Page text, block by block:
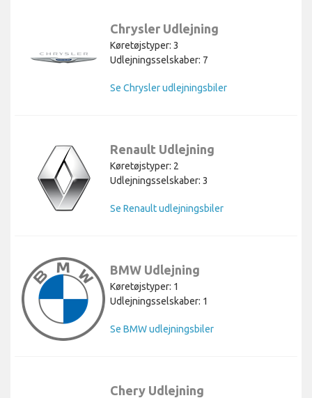
Chrysler Udlejning
Køretøjstyper: 3
Udlejningsselskaber: 7
Se Chrysler udlejningsbiler
Renault Udlejning
Køretøjstyper: 2
Udlejningsselskaber: 3
Se Renault udlejningsbiler
BMW Udlejning
Køretøjstyper: 1
Udlejningsselskaber: 1
Se BMW udlejningsbiler
Chery Udlejning